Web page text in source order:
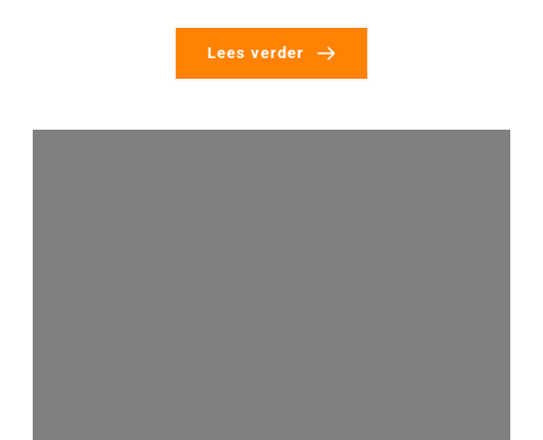
Lees verder